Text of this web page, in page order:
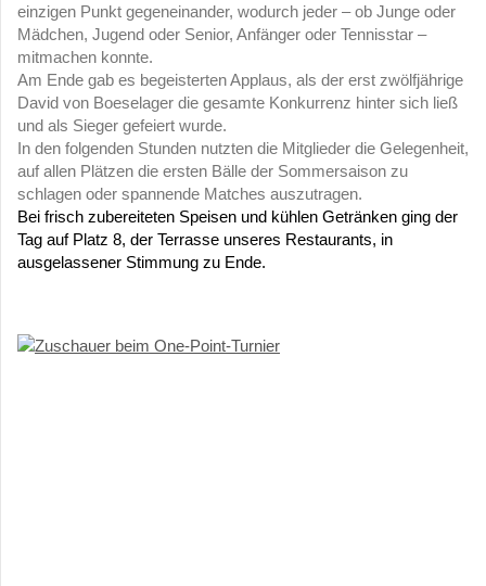
einzigen Punkt gegeneinander, wodurch jeder – ob Junge oder
Mädchen, Jugend oder Senior, Anfänger oder Tennisstar –
mitmachen konnte.
Am Ende gab es begeisterten Applaus, als der erst zwölfjährige
David von Boeselager die gesamte Konkurrenz hinter sich ließ
und als Sieger gefeiert wurde.
In den folgenden Stunden nutzten die Mitglieder die Gelegenheit,
auf allen Plätzen die ersten Bälle der Sommersaison zu
schlagen oder spannende Matches auszutragen.
Bei frisch zubereiteten Speisen und kühlen Getränken ging der
Tag auf Platz 8, der Terrasse unseres Restaurants, in
ausgelassener Stimmung zu Ende.